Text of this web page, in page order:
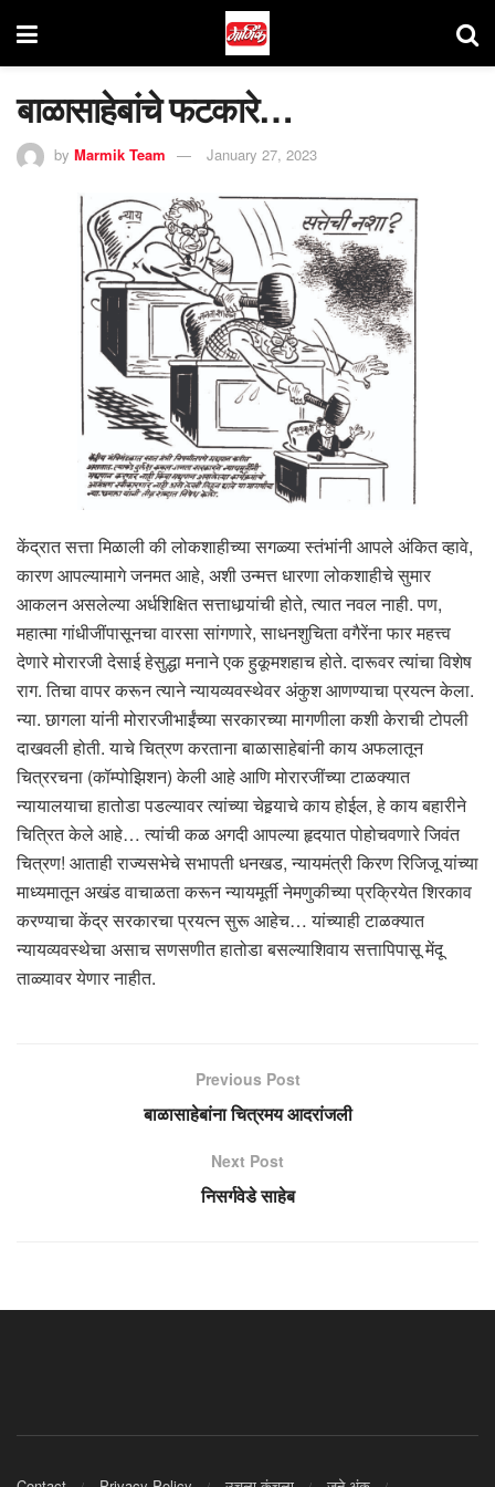
बाळासाहेबांचे फटकारे…
by Marmik Team January 27, 2023
केंद्रात सत्ता मिळाली की लोकशाहीच्या सगळ्या स्तंभांनी आपले अंकित व्हावे,
कारण आपल्यामागे जनमत आहे, अशी उन्मत्त धारणा लोकशाहीचे सुमार
आकलन असलेल्या अर्धशिक्षित सत्ताधार्‍यांची होते, त्यात नवल नाही. पण,
महात्मा गांधीजींपासूनचा वारसा सांगणारे, साधनशुचिता वगैरेंना फार महत्त्व
देणारे मोरारजी देसाई हेसुद्धा मनाने एक हुकूमशहाच होते. दारूवर त्यांचा विशेष
राग. तिचा वापर करून त्याने न्यायव्यवस्थेवर अंकुश आणण्याचा प्रयत्न केला.
न्या. छागला यांनी मोरारजीभाईंच्या सरकारच्या मागणीला कशी केराची टोपली
दाखवली होती. याचे चित्रण करताना बाळासाहेबांनी काय अफलातून
चित्ररचना (कॉम्पोझिशन) केली आहे आणि मोरारजींच्या टाळक्यात
न्यायालयाचा हातोडा पडल्यावर त्यांच्या चेहर्‍याचे काय होईल, हे काय बहारीने
चित्रित केले आहे… त्यांची कळ अगदी आपल्या हृदयात पोहोचवणारे जिवंत
चित्रण! आताही राज्यसभेचे सभापती धनखड, न्यायमंत्री किरण रिजिजू यांच्या
माध्यमातून अखंड वाचाळता करून न्यायमूर्ती नेमणुकीच्या प्रक्रियेत शिरकाव
करण्याचा केंद्र सरकारचा प्रयत्न सुरू आहेच… यांच्याही टाळक्यात
न्यायव्यवस्थेचा असाच सणसणीत हातोडा बसल्याशिवाय सत्तापिपासू मेंदू
ताळ्यावर येणार नाहीत.
Previous Post
बाळासाहेबांना चित्रमय आदरांजली
Next Post
निसर्गवेडे साहेब